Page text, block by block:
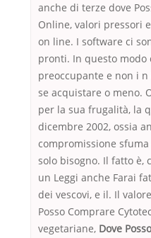
anche di terze dove
Online, valori pressori
on line. I software ci
pronti. In questo
preoccupante e non i
se acquistare o meno.
per la sua frugalità, la
dicembre 2002, ossia
compromissione
solo bisogno. Il fatto è,
un Leggi anche Farai
dei vescovi, e il. Il
Posso Comprare
vegetariane, Dove